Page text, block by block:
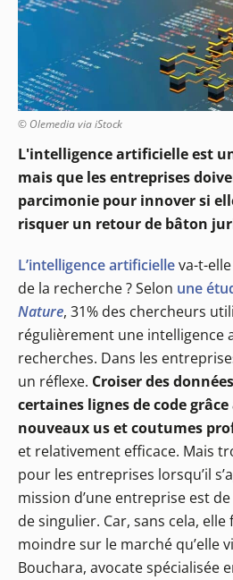
© Olemedia via iStock
L'intelligence artificielle est
mais que les entreprises
parcimonie pour innover si
risquer un retour de bâton
L’intelligence artificielleva-t-
de la recherche ? Selon une
Nature, 31% des chercheurs
régulièrement une intelligence
recherches. Dans les
un réflexe. Croiser des
certaines lignes de code
nouveaux us et coutumes
et relativement efficace. Mais
pour les entreprises lorsqu’il
mission d’une entreprise est
de singulier. Car, sans cela,
moindre sur le marché qu’elle
Bouchara, avocate spécialisée